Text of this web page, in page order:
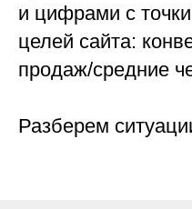
и цифрами с
целей сайта:
продаж/средние
Разберем